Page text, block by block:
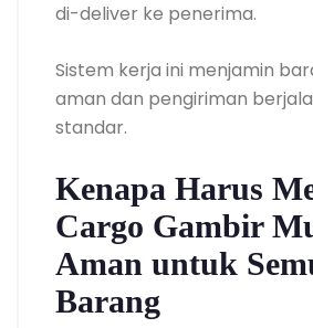
di-deliver ke penerima.
Sistem kerja ini menjamin
aman dan pengiriman
standar.
Kenapa Harus
Cargo Gambir
Aman untuk
Barang